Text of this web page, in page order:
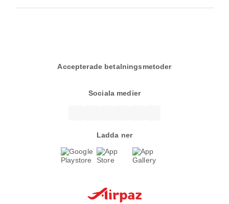
Accepterade betalningsmetoder
Sociala medier
Ladda ner